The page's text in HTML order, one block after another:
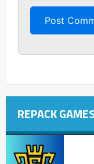
REPACK